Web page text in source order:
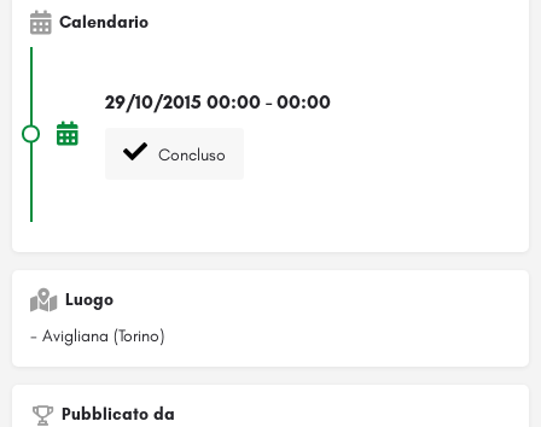
Calendario
29/10/2015 00:00 - 00:00
Concluso
Luogo
- Avigliana (Torino)
Pubblicato da